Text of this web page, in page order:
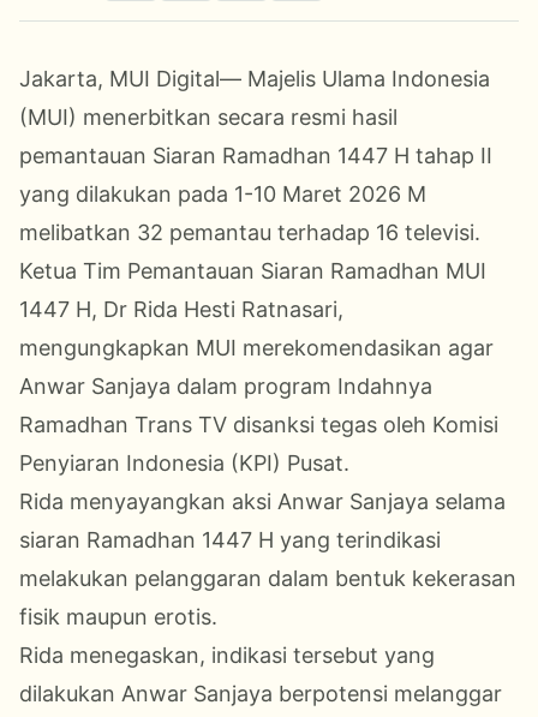
Jakarta, MUI Digital— Majelis Ulama Indonesia
(MUI) menerbitkan secara resmi hasil
pemantauan Siaran Ramadhan 1447 H tahap II
yang dilakukan pada 1-10 Maret 2026 M
melibatkan 32 pemantau terhadap 16 televisi.
Ketua Tim Pemantauan Siaran Ramadhan MUI
1447 H, Dr Rida Hesti Ratnasari,
mengungkapkan MUI merekomendasikan agar
Anwar Sanjaya dalam program Indahnya
Ramadhan Trans TV disanksi tegas oleh Komisi
Penyiaran Indonesia (KPI) Pusat.
Rida menyayangkan aksi Anwar Sanjaya selama
siaran Ramadhan 1447 H yang terindikasi
melakukan pelanggaran dalam bentuk kekerasan
fisik maupun erotis.
Rida menegaskan, indikasi tersebut yang
dilakukan Anwar Sanjaya berpotensi melanggar